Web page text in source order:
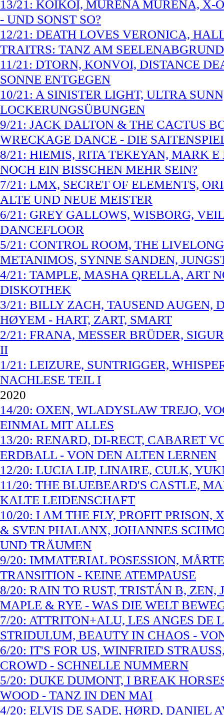
13/21: KOIKOI, MURENA MURENA, X-
- UND SONST SO?
12/21: DEATH LOVES VERONICA,
TRAITRS: TANZ AM SEELENABGRUND
11/21: DTORN, KONVOI, DISTANCE
SONNE ENTGEGEN
10/21: A SINISTER LIGHT, ULTRA
LOCKERUNGSÜBUNGEN
9/21: JACK DALTON & THE CACTUS
WRECKAGE DANCE - DIE
8/21: HIEMIS, RITA TEKEYAN, MARK
NOCH EIN BISSCHEN MEHR SEIN?
7/21: LMX, SECRET OF ELEMENTS,
ALTE UND NEUE MEISTER
6/21: GREY GALLOWS, WISBORG,
DANCEFLOOR
5/21: CONTROL ROOM, THE
METANIMOS, SYNNE SANDEN,
4/21: TAMPLE, MASHA QRELLA, ART
DISKOTHEK
3/21: BILLY ZACH, TAUSEND AUGEN,
HØYEM - HART, ZART, SMART
2/21: FRANA, MESSER BRÜDER,
II
1/21: LEIZURE, SUNTRIGGER,
NACHLESE TEIL I
2020
14/20: OXEN, WLADYSLAW TREJO,
EINMAL MIT ALLES
13/20: RENARD, DI-RECT, CABARET
ERDBALL - VON DEN ALTEN LERNEN
12/20: LUCIA LIP, LINAIRE, CULK,
11/20: THE BLUEBEARD'S CASTLE,
KALTE LEIDENSCHAFT
10/20: I AM THE FLY, PROFIT
& SVEN PHALANX, JOHANNES
UND TRÄUMEN
9/20: IMMATERIAL POSESSION,
TRANSITION - KEINE ATEMPAUSE
8/20: RAIN TO RUST, TRISTÁN B,
MAPLE & RYE - WAS DIE WELT
7/20: ATTRITON+ALU, LES ANGES DE
STRIDULUM, BEAUTY IN CHAOS -
6/20: IT'S FOR US, WINFRIED
CROWD - SCHNELLE NUMMERN
5/20: DUKE DUMONT, I BREAK
WOOD - TANZ IN DEN MAI
4/20: ELVIS DE SADE, HØRD, DANIEL